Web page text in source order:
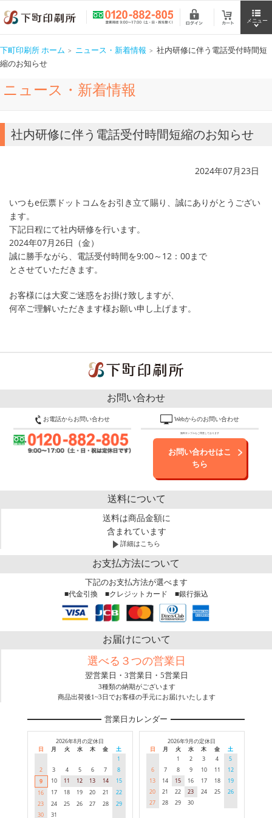
下町印刷所 ホーム ニュース・新着情報
社内研修に伴う電話受付時間短
縮のお知らせ
ニュース・新着情報
社内研修に伴う電話受付時間短縮のお知らせ
2024年07月23日
いつもe伝票ドットコムをお引き立て賜り、誠にありがとうござい
ます。
下記日程にて社内研修を行います。
2024年07月26日（金）
誠に勝手ながら、電話受付時間を9:00～12：00まで
とさせていただきます。
お客様には大変ご迷惑をお掛け致しますが、
何卒ご理解いただきます様お願い申し上げます。
お問い合わせ
お電話からお問い合わせ Webからのお問い合わせ
無料サンプルもご用意しております
お問い合わせはこ
ちら
送料について
送料は商品金額に
含まれています
詳細はこちら
お支払方法について
下記のお支払方法が選べます
■代金引換 ■クレジットカード ■銀行振込
お届けについて
選べる３つの営業日
翌営業日・3営業日・5営業日
3種類の納期がございます
商品出荷後1~3日でお客様の手元にお届けいたします
営業日カレンダー
2026年8月の定休日
日
月 火 水 木 金
土
1
2
3 4 5 6 7
8
9
10 11 12 13 14
15
16
17 18 19 20 21
22
23
24 25 26 27 28
29
30
31
2026年9月の定休日
日
月 火 水 木 金
土
1
2 3 4
5
6
7 8 9 10 11
12
13
14 15 16 17 18
19
20
21 22 23 24 25
26
27
28 29 30